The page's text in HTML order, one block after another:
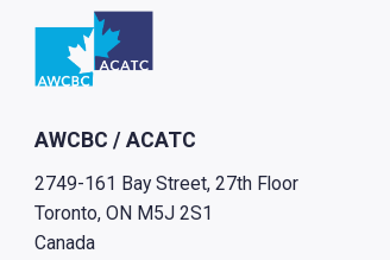
Retour à l'Accueil
AWCBC / ACATC
2749-161 Bay Street, 27th Floor
Toronto, ON M5J 2S1
Canada